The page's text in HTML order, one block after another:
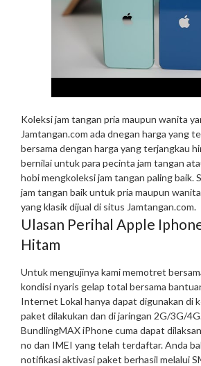
Koleksi jam tangan pria maupun wanita
Jamtangan.com ada dnegan harga yang
bersama dengan harga yang terjangkau
bernilai untuk para pecinta jam tangan
hobi mengkoleksi jam tangan paling baik.
jam tangan baik untuk pria maupun
yang klasik dijual di situs Jamtangan.com.
Ulasan Perihal Apple
Hitam
Untuk mengujinya kami memotret
kondisi nyaris gelap total bersama
Internet Lokal hanya dapat digunakan di
paket dilakukan dan di jaringan 2G/3G/
BundlingMAX iPhone cuma dapat
no dan IMEI yang telah terdaftar. Anda
notifikasi aktivasi paket berhasil melalui